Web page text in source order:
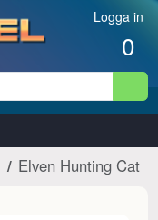
Logga in
0
Elven Hunting Cat